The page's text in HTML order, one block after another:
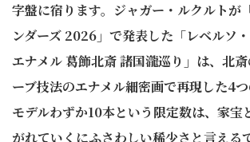
字盤に宿ります。ジャガー・ルクルトが
ンダーズ 2026」で発表した「レベルソ
エナメル 葛飾北斎 諸国瀧巡り」は、北
ーブ技法のエナメル細密画で再現した4
モデルわずか10本という限定数は、家宝
がれていくにふさわしい稀少さと言える